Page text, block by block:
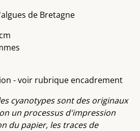
de Bretagne
- voir rubrique encadrement
cyanotypes sont des originaux
un processus d'impression
du papier, les traces de